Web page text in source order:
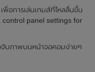
พื่อการเล่นเกมส์ที่ไหลลื่นขึ้น
panel settings for
บภาพบนหน้าจอคอมง่ายๆ